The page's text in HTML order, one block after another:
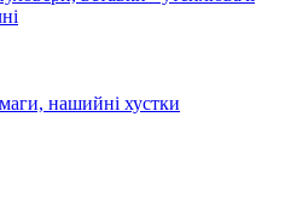
нашийні хустки